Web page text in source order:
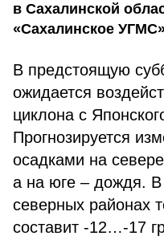
в Сахалинской
«Сахалинское
В предстоящую
ожидается
циклона с
Прогнозируется
осадками на
а на юге – дождя.
северных районах
составит -12…-17